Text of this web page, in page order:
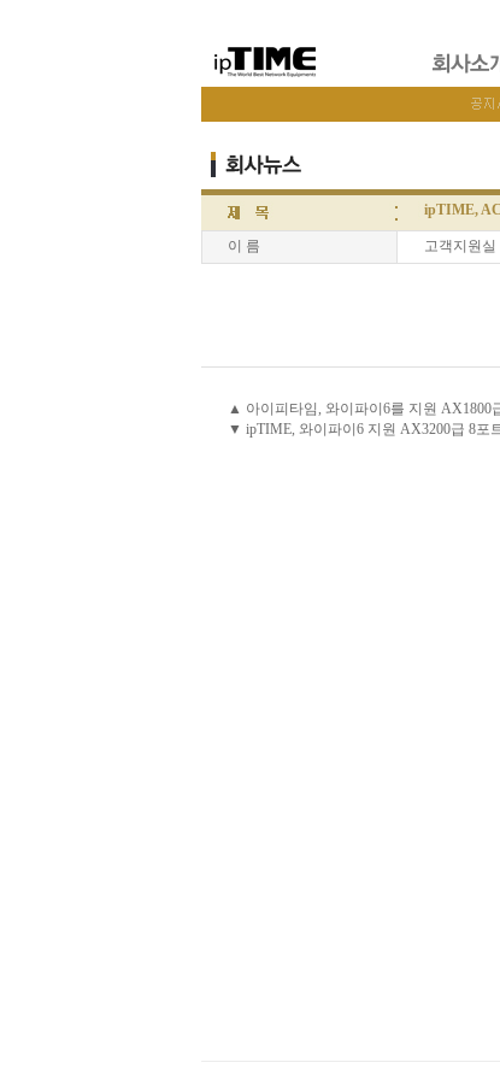
ipTIME,
이 름 고객지원실
▲ 아이피타임, 와이파이6를 지원 AX1800
▼ ipTIME, 와이파이6 지원 AX3200급 8포